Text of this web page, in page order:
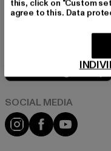
abmelden.
Instagram
FacebookYouTube
this, click on "Custom
agree to this. Data